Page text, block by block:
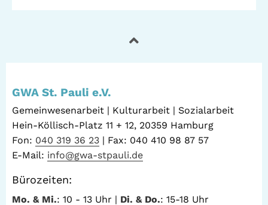
GWA St. Pauli e.V.
Gemeinwesenarbeit | Kulturarbeit | Sozialarbeit
Hein-Köllisch-Platz 11 + 12, 20359 Hamburg
Fon: 040 319 36 23 | Fax: 040 410 98 87 57
E-Mail: info@gwa-stpauli.de
Bürozeiten:
Mo. & Mi.: 10 - 13 Uhr | Di. & Do.: 15-18 Uhr